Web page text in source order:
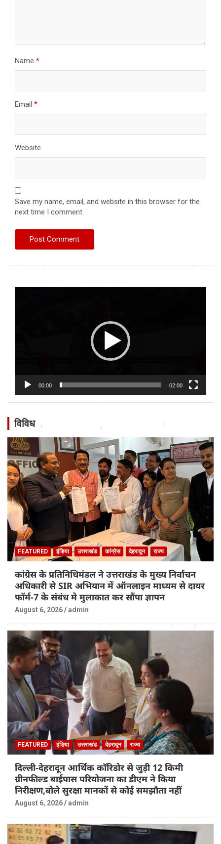
Name *
Email *
Website
Save my name, email, and website in this browser for the
next time I comment.
00:00 02:00
विविध
FEATURED इंडिया उत्तराखंड कांग्रेस देहरादून राज्य
कांग्रेस के प्रतिनिधिमंडल ने उत्तराखंड के मुख्य निर्वाचन
अधिकारी से SIR अभियान में ऑनलाइन माध्यम से दायर
फॉर्म-7 के संबंध मे मुलाकात कर सौंपा ज्ञापन
August 6, 2026 admin
FEATURED इंडिया उत्तराखंड देहरादून राज्य
दिल्ली-देहरादून आर्थिक कॉरिडोर से जुड़ी 12 किमी
ग्रीनफील्ड बाईपास परियोजना का डीएम ने किया
निरीक्षण,बोले सुरक्षा मानकों से कोई समझौता नहीं
August 6, 2026 admin